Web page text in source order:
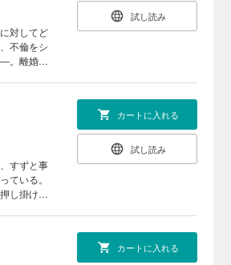
対してど
不倫をシ
。離婚を
試し読み
すずと事
ている。
し掛けて
カートに入れる
試し読み
カートに入れる